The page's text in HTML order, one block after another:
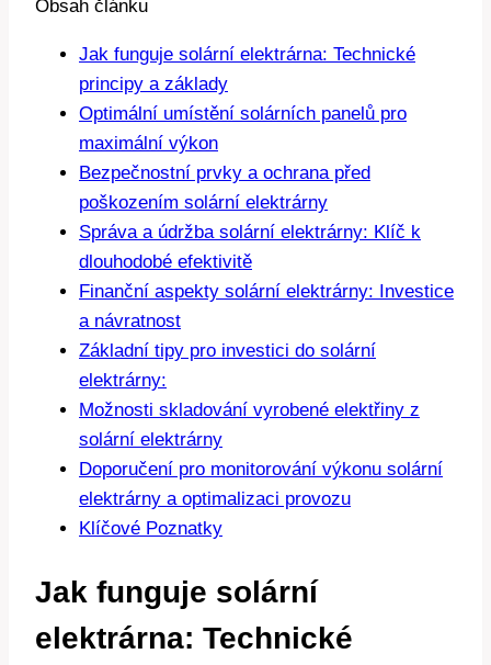
Obsah článku
Jak funguje solární elektrárna: Technické
principy a základy
Optimální umístění solárních panelů pro
maximální výkon
Bezpečnostní prvky a ochrana před
poškozením solární elektrárny
Správa a údržba solární elektrárny: Klíč k
dlouhodobé efektivitě
Finanční aspekty solární elektrárny: Investice
a návratnost
Základní tipy pro investici do solární
elektrárny:
Možnosti skladování vyrobené elektřiny z
solární elektrárny
Doporučení pro monitorování výkonu solární
elektrárny a optimalizaci provozu
Klíčové Poznatky
Jak funguje solární
elektrárna: Technické